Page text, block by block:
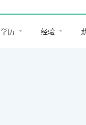
学历 经验